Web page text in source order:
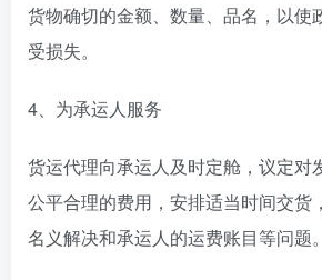
货物确切的金额、数量、品名，以使
受损失。
4、为承运人服务
货运代理向承运人及时定舱，议定对
公平合理的费用，安排适当时间交货
名义解决和承运人的运费账目等问题。